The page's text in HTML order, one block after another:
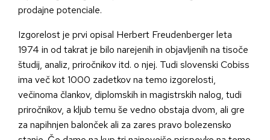
prodajne potenciale.
Izgorelost je prvi opisal Herbert Freudenberger leta
1974 in od takrat je bilo narejenih in objavljenih na tisoče
študij, analiz, priročnikov itd. o njej. Tudi slovenski Cobiss
ima več kot 1000 zadetkov na temo izgorelosti,
večinoma člankov, diplomskih in magistrskih nalog, tudi
priročnikov, a kljub temu še vedno obstaja dvom, ali gre
za napihnjen balonček ali za zares pravo bolezensko